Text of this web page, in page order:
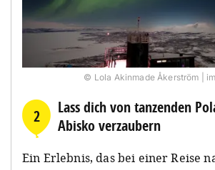
© Lola Akinmade Åkerström |
2
Lass dich von tanzenden
Abisko verzaubern
Ein Erlebnis, das bei einer Reise